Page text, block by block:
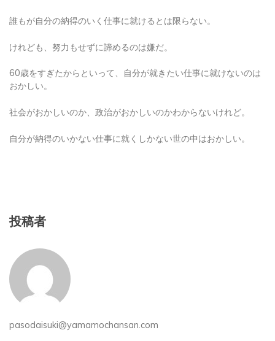
誰もが自分の納得のいく仕事に就けるとは限らない。
けれども、努力もせずに諦めるのは嫌だ。
60歳をすぎたからといって、自分が就きたい仕事に就けないのは
おかしい。
社会がおかしいのか、政治がおかしいのかわからないけれど。
自分が納得のいかない仕事に就くしかない世の中はおかしい。
投稿者
pasodaisuki@yamamochansan.com